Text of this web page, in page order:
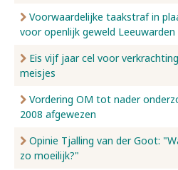
Voorwaardelijke taakstraf in
voor openlijk geweld Leeuwarden
Eis vijf jaar cel voor
meisjes
Vordering OM tot nader
2008 afgewezen
Opinie Tjalling van der Goot:
zo moeilijk?"